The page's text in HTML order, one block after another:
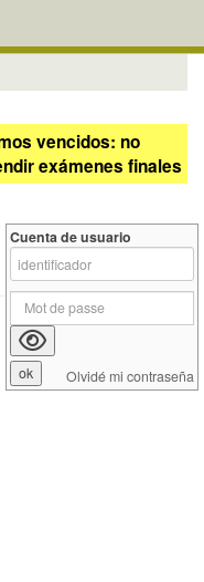
vencidos: no
exámenes finales
Cuenta de usuario
Olvidé mi contraseña